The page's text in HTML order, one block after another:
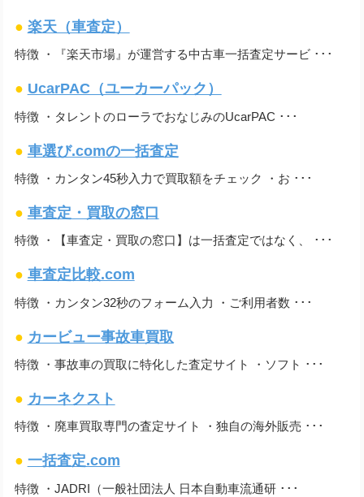
● 楽天（車査定）
特徴 ・『楽天市場』が運営する中古車一括査定サービ ･･･
● UcarPAC（ユーカーパック）
特徴 ・タレントのローラでおなじみのUcarPAC ･･･
● 車選び.comの一括査定
特徴 ・カンタン45秒入力で買取額をチェック ・お ･･･
● 車査定・買取の窓口
特徴 ・【車査定・買取の窓口】は一括査定ではなく、 ･･･
● 車査定比較.com
特徴 ・カンタン32秒のフォーム入力 ・ご利用者数 ･･･
● カービュー事故車買取
特徴 ・事故車の買取に特化した査定サイト ・ソフト ･･･
● カーネクスト
特徴 ・廃車買取専門の査定サイト ・独自の海外販売 ･･･
● 一括査定.com
特徴 ・JADRI（一般社団法人 日本自動車流通研 ･･･